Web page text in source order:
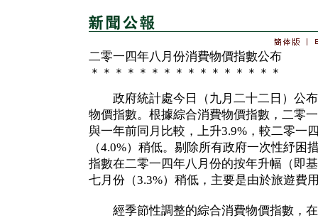
二零一四年八月份消費物價指數公布
＊＊＊＊＊＊＊＊＊＊＊＊＊＊＊＊
政府統計處今日（九月二十二日）公布
物價指數。根據綜合消費物價指數，二零
與一年前同月比較，上升3.9%，較二零一
（4.0%）稍低。剔除所有政府一次性紓困
指數在二零一四年八月份的按年升幅（即
七月份（3.3%）稍低，主要是由於旅遊費
經季節性調整的綜合消費物價指數，在